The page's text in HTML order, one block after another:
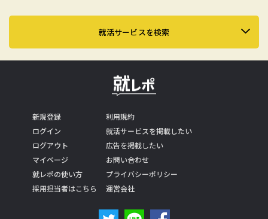
就活サービスを検索
新規登録
ログイン
ログアウト
マイページ
就レポの使い方
採用担当者はこちら
利用規約
就活サービスを掲載したい
広告を掲載したい
お問い合わせ
プライバシーポリシー
運営会社